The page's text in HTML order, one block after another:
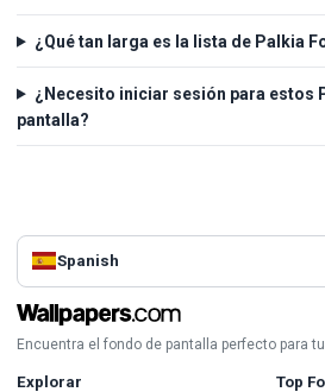
¿Qué tan larga es la lista de Palkia
¿Necesito iniciar sesión para estos
pantalla?
Spanish
Encuentra el fondo de pantalla perfecto para
Explorar
Top